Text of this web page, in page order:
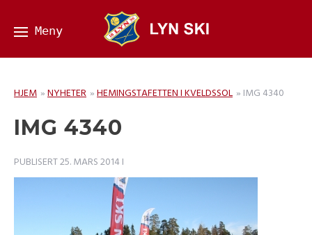
HJEM »NYHETER »HEMINGSTAFETTEN I KVELDSSOL » IMG 4340
IMG 4340
PUBLISERT25. MARS 2014I